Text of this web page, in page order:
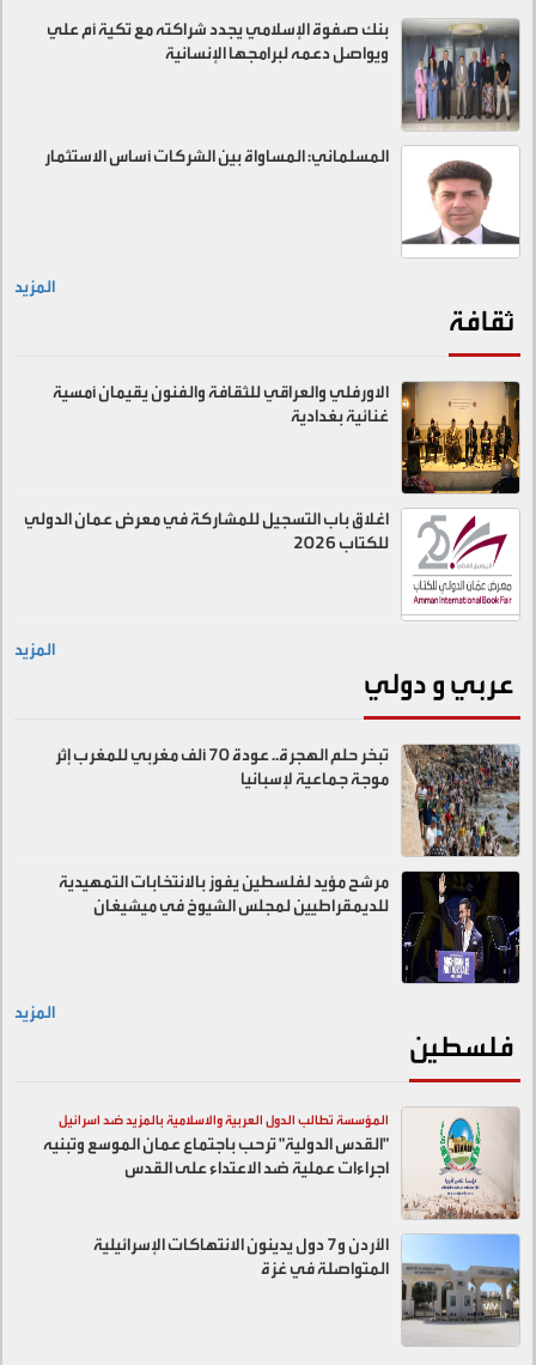
بنك صفوة الإسلامي يجدد شراكته مع تكية أم علي
ويواصل دعمه لبرامجها الإنسانية
المسلماني: المساواة بين الشركات أساس الاستثمار
المزيد
ثقافة
الاورفلي والعراقي للثقافة والفنون يقيمان أمسية
غنائية بغدادية
اغلاق باب التسجيل للمشاركة في معرض عمان الدولي
للكتاب 2026
المزيد
عربي و دولي
تبخر حلم الهجرة.. عودة 70 ألف مغربي للمغرب إثر
موجة جماعية لإسبانيا
مرشح مؤيد لفلسطين يفوز بالانتخابات التمهيدية
للديمقراطيين لمجلس الشيوخ في ميشيغان
المزيد
فلسطين
المؤسسة تطالب الدول العربية والاسلامية بالمزيد ضد اسرائيل
"القدس الدولية" ترحب باجتماع عمان الموسع وتبنيه
اجراءات عملية ضد الاعتداء على القدس
الأردن و7 دول يدينون الانتهاكات الإسرائيلية
المتواصلة في غزة